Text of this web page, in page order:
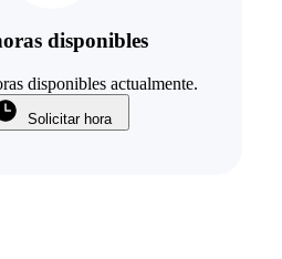
disponibles
disponibles actualmente.
Solicitar hora